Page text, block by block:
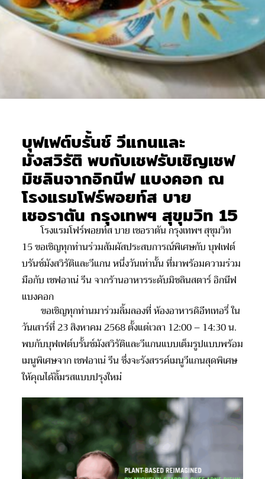
บุฟเฟต์บรั้นช์ วีแกนและ
มังสวิรัติ พบกับเชฟรับเชิญเชฟ
มิชลินจากอิกนีฟ แบงคอก ณ
โรงแรมโฟร์พอยท์ส บาย
เชอราตัน กรุงเทพฯ สุขุมวิท 15
โรงแรมโฟร์พอยท์ส บาย เชอราตัน กรุงเทพฯ สุขุมวิท
15 ขอเชิญทุกท่านร่วมสัมผัสประสบการณ์พิเศษกับ บุฟเฟต์
บรันช์มังสวิรัติและวีแกน หนึ่งวันเท่านั้น ที่มาพร้อมความร่วม
มือกับ เชฟอาเน่ รีน จากร้านอาหารระดับมิชลินสตาร์ อิกนีฟ
แบงคอก
ขอเชิญทุกท่านมาร่วมลิ้มลองที่ ห้องอาหารดิอีทเทอรี่ ใน
วันเสาร์ที่ 23 สิงหาคม 2568 ตั้งแต่เวลา 12:00 – 14:30 น.
พบกับบุฟเฟต์บรั้นช์มังสวิรัติและวีแกนแบบเต็มรูปแบบพร้อม
เมนูพิเศษจาก เชฟอาเน่ รีน ซึ่งจะรังสรรค์เมนูวีแกนสุดพิเศษ
ให้คุณได้ลิ้มรสแบบปรุงใหม่